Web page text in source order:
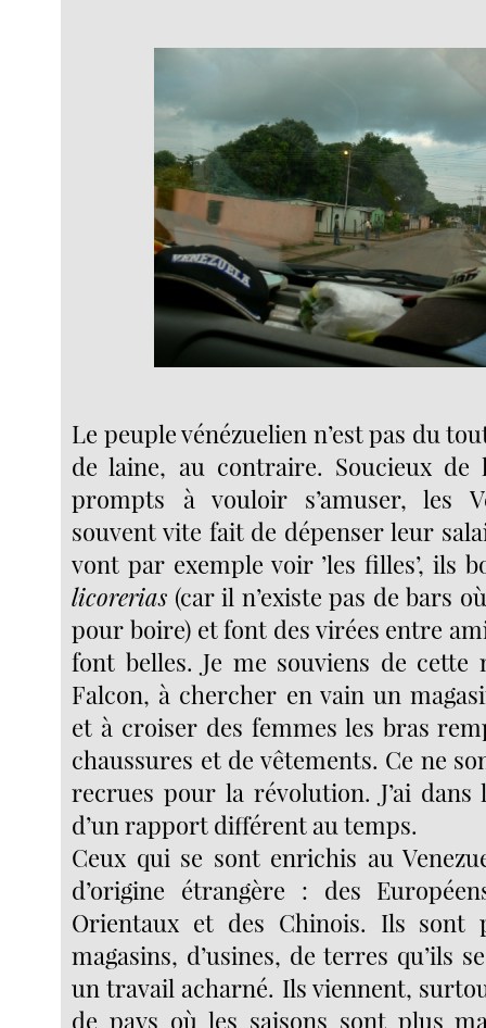
Le peuple vénézuelien n’est pas du
de laine, au contraire. Soucieux de
prompts à vouloir s’amuser, les
souvent vite fait de dépenser leur
vont par exemple voir ’les filles’, ils
licorerias (car il n’existe pas de bars
pour boire) et font des virées entre
font belles. Je me souviens de cette
Falcon, à chercher en vain un
et à croiser des femmes les bras
chaussures et de vêtements. Ce ne
recrues pour la révolution. J’ai dans
d’un rapport différent au temps.
Ceux qui se sont enrichis au
d’origine étrangère : des
Orientaux et des Chinois. Ils sont
magasins, d’usines, de terres qu’ils
un travail acharné. Ils viennent,
de pays où les saisons sont plus